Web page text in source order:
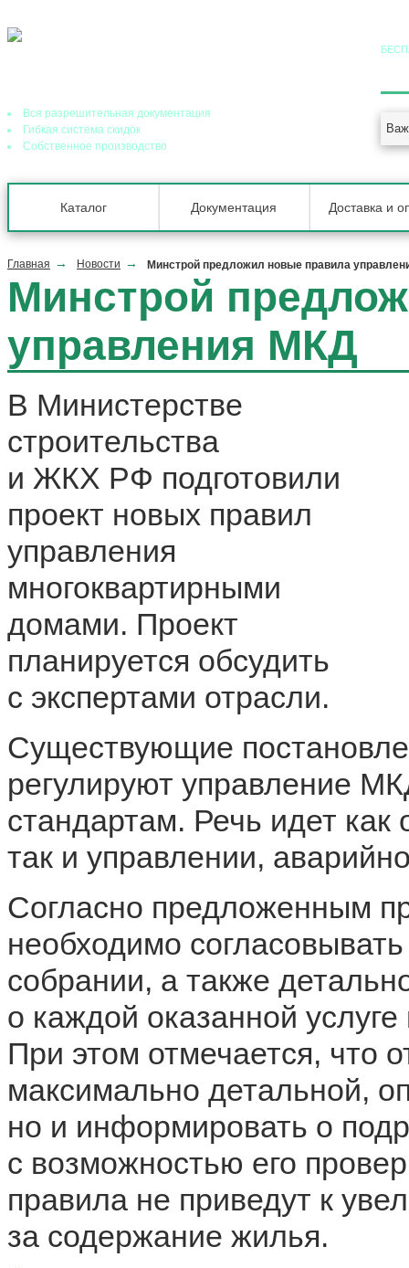
Вся разрешительная документация
Гибкая система скидок
Собственное производство
Каталог Документация Доставка и
Главная Новости Минстрой предложил новые правила
Минстрой
управления МКД
В Министерстве
строительства
и ЖКХ РФ подготовили
проект новых правил
управления
многоквартирными
домами. Проект
планируется обсудить
с экспертами отрасли.
Существующие
регулируют управление
стандартам. Речь идет
так и управлении,
Согласно предложенным
необходимо
собрании, а также
о каждой оказанной
При этом отмечается, что
максимально детальной,
но и информировать о
с возможностью его
правила не приведут к
за содержание жилья.